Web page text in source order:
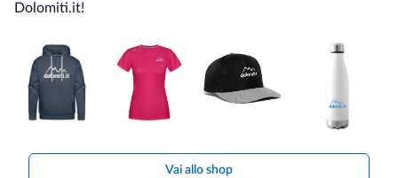
Dolomiti.it!
Vai allo shop